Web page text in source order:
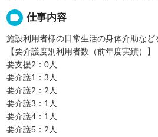
label 仕事内容
施設利用者様の日常生活の身体介助など
【要介護度別利用者数（前年度実績）】
要支援2：0人
要介護1：3人
要介護2：2人
要介護3：1人
要介護4：1人
要介護5：2人